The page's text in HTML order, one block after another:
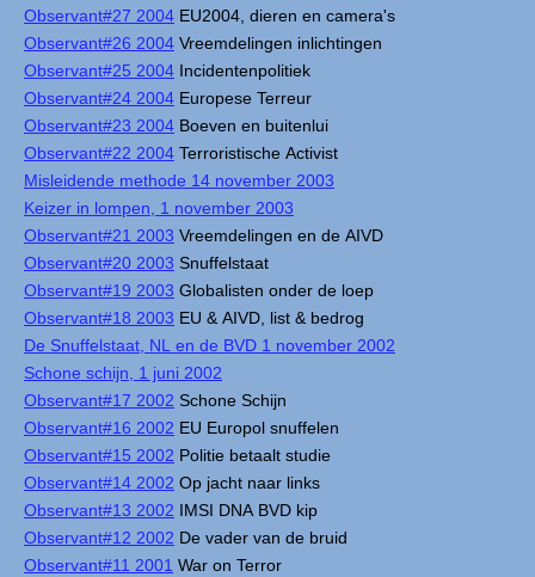
Observant#27 2004 EU2004, dieren en camera's
Observant#26 2004 Vreemdelingen inlichtingen
Observant#25 2004 Incidentenpolitiek
Observant#24 2004 Europese Terreur
Observant#23 2004 Boeven en buitenlui
Observant#22 2004 Terroristische Activist
Misleidende methode 14 november 2003
Keizer in lompen, 1 november 2003
Observant#21 2003 Vreemdelingen en de AIVD
Observant#20 2003 Snuffelstaat
Observant#19 2003 Globalisten onder de loep
Observant#18 2003 EU & AIVD, list & bedrog
De Snuffelstaat, NL en de BVD 1 november 2002
Schone schijn, 1 juni 2002
Observant#17 2002 Schone Schijn
Observant#16 2002 EU Europol snuffelen
Observant#15 2002 Politie betaalt studie
Observant#14 2002 Op jacht naar links
Observant#13 2002 IMSI DNA BVD kip
Observant#12 2002 De vader van de bruid
Observant#11 2001 War on Terror